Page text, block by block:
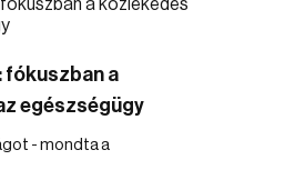
fókuszban a
egészségügy
- mondta a